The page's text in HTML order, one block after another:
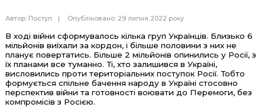
Автор: Поступ Опубліковано: 29 липня 2022 року
В ході війни сформувалось кілька груп Українців. Близько 6
мільйонів виїхали за кордон, і більше половини з них не
планує повертатись. Більше 2 мільйонів опинились у Росії, з
їх планами все туманно. Ті, хто залишився в Україні,
висловились проти територіальних поступок Росії. Тобто
формується спільне бачення народу в Україні стосовно
перспектив війни та готовності воювати до Перемоги, без
компромісів з Росією.